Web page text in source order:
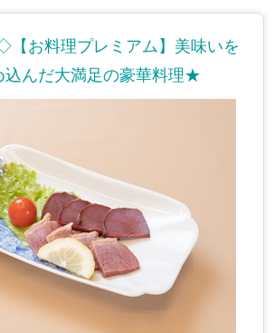
お料理プレミアム】美味いを
込んだ大満足の豪華料理★